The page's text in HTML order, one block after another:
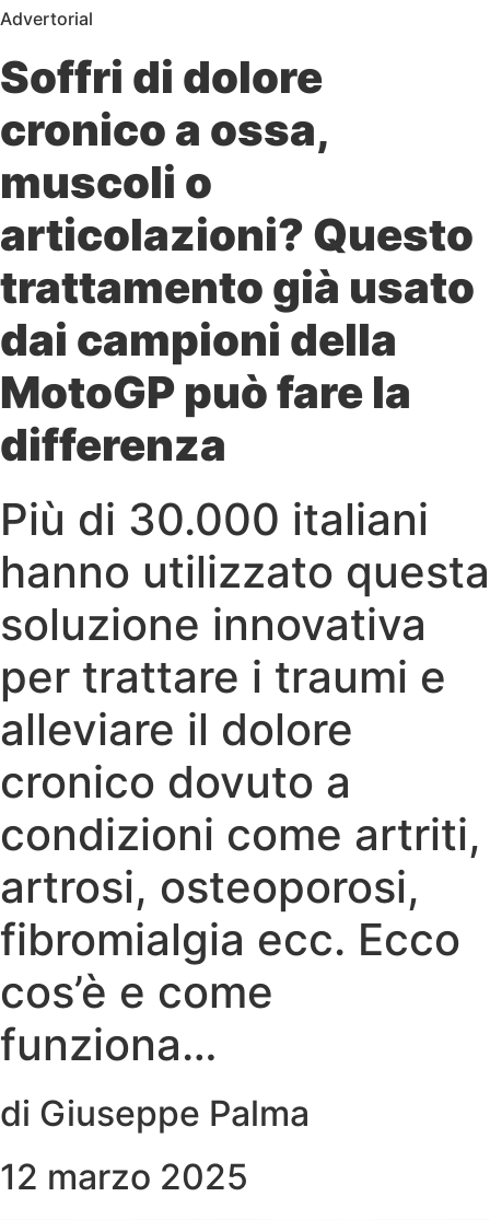
Advertorial
Soffri di dolore
cronico a ossa,
muscoli o
articolazioni? Questo
trattamento già usato
dai campioni della
MotoGP può fare la
differenza
Più di 30.000 italiani
hanno utilizzato questa
soluzione innovativa
per trattare i traumi e
alleviare il dolore
cronico dovuto a
condizioni come artriti,
artrosi, osteoporosi,
fibromialgia ecc. Ecco
cos’è e come
funziona…
di Giuseppe Palma
12 marzo 2025